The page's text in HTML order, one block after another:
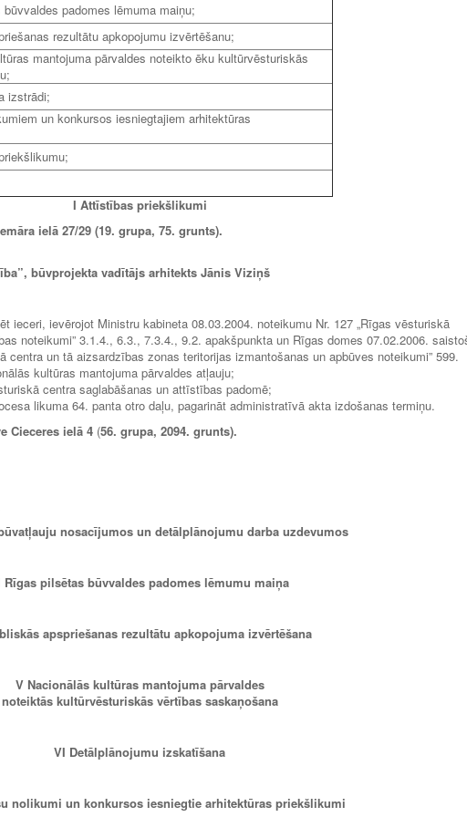
padomes lēmuma maiņu;
rezultātu apkopojumu izvērtēšanu;
mantojuma pārvaldes noteikto ēku kultūrvēsturiskās
izstrādi;
un konkursos iesniegtajiem arhitektūras
I Attīstības priekšlikumi
ielā 27/29 (19. grupa, 75. grunts).
būvprojekta vadītājs arhitekts Jānis Viziņš
ieceri, ievērojot Ministru kabineta 08.03.2004. noteikumu Nr. 127 „Rīgas vēsturiskā
noteikumi” 3.1.4., 6.3., 7.3.4., 9.2. apakšpunkta un Rīgas domes 07.02.2006.
centra un tā aizsardzības zonas teritorijas izmantošanas un apbūves noteikumi” 599.
kultūras mantojuma pārvaldes atļauju;
centra saglabāšanas un attīstības padomē;
likuma 64. panta otro daļu, pagarināt administratīvā akta izdošanas termiņu.
Cieceres ielā 4 (56. grupa, 2094. grunts).
nosacījumos un detālplānojumu darba uzdevumos
Rīgas pilsētas būvvaldes padomes lēmumu maiņa
apspriešanas rezultātu apkopojuma izvērtēšana
V Nacionālās kultūras mantojuma pārvaldes
noteiktās kultūrvēsturiskās vērtības saskaņošana
VI Detālplānojumu izskatīšana
nolikumi un konkursos iesniegtie arhitektūras priekšlikumi